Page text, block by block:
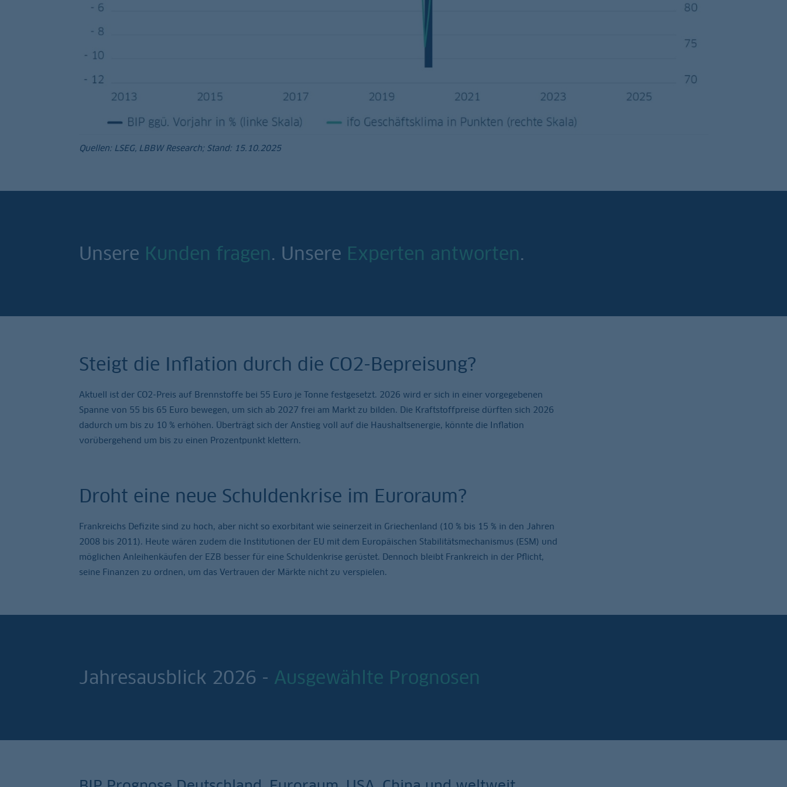
Quellen: LSEG, LBBW Research; Stand: 15.10.2025
Unsere Kunden fragen. Unsere Experten antworten.
Steigt die Inflation durch die CO2-Bepreisung?
Aktuell ist der CO2-Preis auf Brennstoffe bei 55 Euro je Tonne festgesetzt. 2026 wird er sich in einer vorgegebenen
Spanne von 55 bis 65 Euro bewegen, um sich ab 2027 frei am Markt zu bilden. Die Kraftstoffpreise dürften sich 2026
dadurch um bis zu 10 % erhöhen. Überträgt sich der Anstieg voll auf die Haushaltsenergie, könnte die Inflation
vorübergehend um bis zu einen Prozentpunkt klettern.
Droht eine neue Schuldenkrise im Euroraum?
Frankreichs Defizite sind zu hoch, aber nicht so exorbitant wie seinerzeit in Griechenland (10 % bis 15 % in den Jahren
2008 bis 2011). Heute wären zudem die Institutionen der EU mit dem Europäischen Stabilitätsmechanismus (ESM) und
möglichen Anleihenkäufen der EZB besser für eine Schuldenkrise gerüstet. Dennoch bleibt Frankreich in der Pflicht,
seine Finanzen zu ordnen, um das Vertrauen der Märkte nicht zu verspielen.
Jahresausblick 2026 - Ausgewählte Prognosen